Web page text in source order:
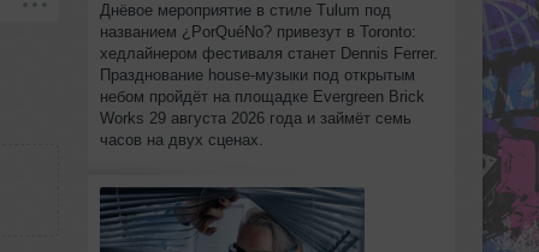
Днёвое мероприятие в стиле Tulum под
названием ¿PorQuéNo? привезут в Toronto:
хедлайнером фестиваля станет Dennis Ferrer.
Празднование house-музыки под открытым
небом пройдёт на площадке Evergreen Brick
Works 29 августа 2026 года и займёт семь
часов на двух сценах.